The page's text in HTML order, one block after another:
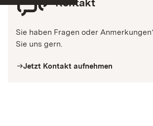
Kontakt
Sie haben Fragen oder
Sie uns gern.
arrow_rightJetzt Kontakt aufnehmen